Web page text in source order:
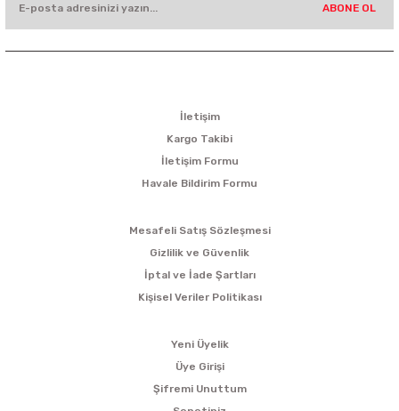
ABONE OL
İletişim
Kargo Takibi
İletişim Formu
Havale Bildirim Formu
Mesafeli Satış Sözleşmesi
Gizlilik ve Güvenlik
İptal ve İade Şartları
Kişisel Veriler Politikası
Yeni Üyelik
Üye Girişi
Şifremi Unuttum